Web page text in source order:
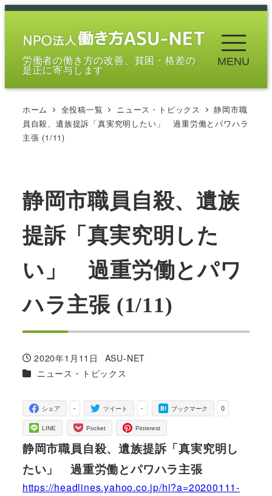
メ
労働者の働き方の改善、貧困・格差の
是正に寄与します
MENU
ホーム 全投稿一覧 ニュース・トピックス
静岡市職
員自殺、遺族提訴「真実究明したい」 過重労働とパワハラ
主張 (1/11)
静岡市職員自殺、遺族
提訴「真実究明した
い」 過重労働とパワ
ハラ主張 (1/11)
投稿日
2020年1月11日
著
者
ASU-NET
カテゴリー
ニュース・トピックス
-
シェア -
ツイート 0
ブックマーク
LINE Pocket Pinterest
静岡市職員自殺、遺族提訴「真実究明し
たい」 過重労働とパワハラ主張
https://headlines.yahoo.co.jp/hl?a=20200111-